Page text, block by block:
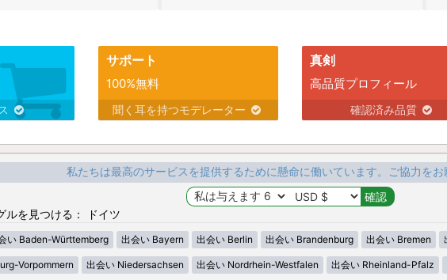
サポート
100%無料
聞く耳を持つモデレーター
真剣
高品質プロフィール
確認済み品質
私たちは最高のサービスを提供するために懸命に働いています。ご協力をお
ルを見つける： ドイツ
い Baden-Württemberg 出会い Bayern 出会い Berlin 出会い Brandenburg 出会い Bremen
Vorpommern 出会い Niedersachsen 出会い Nordrhein-Westfalen 出会い Rheinland-Pfalz